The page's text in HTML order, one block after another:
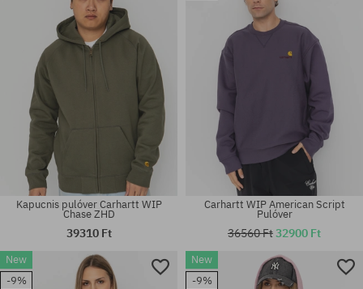
Kapucnis pulóver Carhartt WIP
Chase ZHD
39310 Ft
Carhartt WIP American Script
Pulóver
36560 Ft32900 Ft
New
-9%
New
-9%